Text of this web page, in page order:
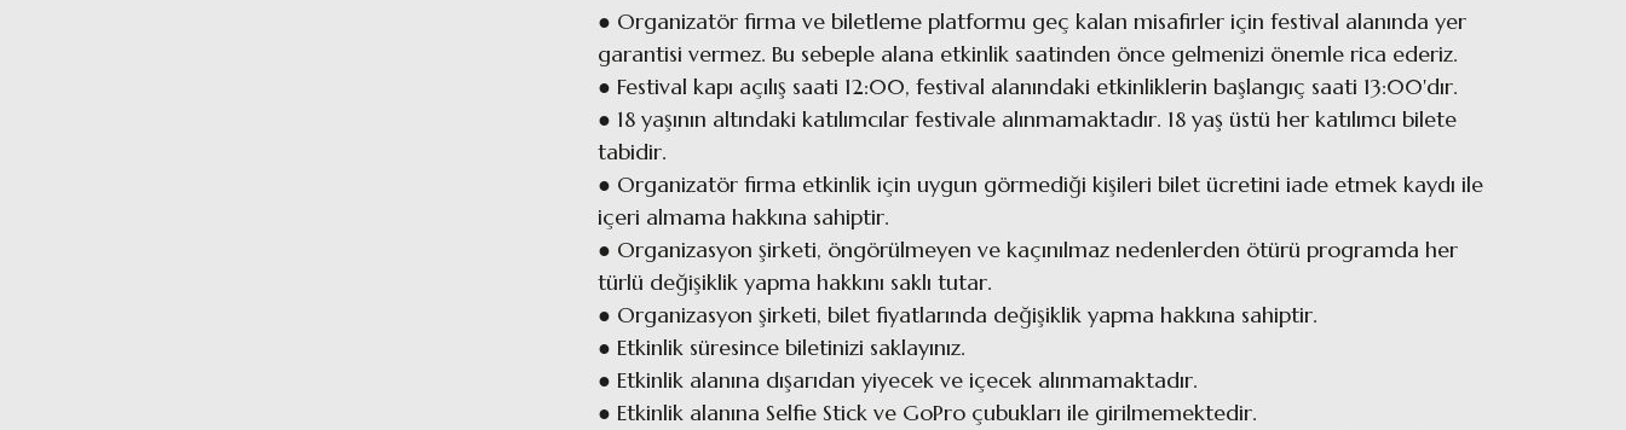
● Organizatör firma ve biletleme platformu geç kalan misafirler için festival alanında yer
garantisi vermez. Bu sebeple alana etkinlik saatinden önce gelmenizi önemle rica ederiz.
● Festival kapı açılış saati 12:00, festival alanındaki etkinliklerin başlangıç saati 13:00'dır.
● 18 yaşının altındaki katılımcılar festivale alınmamaktadır. 18 yaş üstü her katılımcı bilete
tabidir.
● Organizatör firma etkinlik için uygun görmediği kişileri bilet ücretini iade etmek kaydı ile
içeri almama hakkına sahiptir.
● Organizasyon şirketi, öngörülmeyen ve kaçınılmaz nedenlerden ötürü programda her
türlü değişiklik yapma hakkını saklı tutar.
● Organizasyon şirketi, bilet fiyatlarında değişiklik yapma hakkına sahiptir.
● Etkinlik süresince biletinizi saklayınız.
● Etkinlik alanına dışarıdan yiyecek ve içecek alınmamaktadır.
● Etkinlik alanına Selfie Stick ve GoPro çubukları ile girilmemektedir.